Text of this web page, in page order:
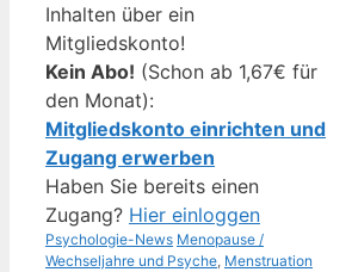
Inhalten über ein
Mitgliedskonto!
Kein Abo! (Schon ab 1,67€ für
den Monat):
Mitgliedskonto einrichten und
Zugang erwerben
Haben Sie bereits einen
Zugang? Hier einloggen
Kategorien
Psychologie-News Schlagwörter
Menopause /
Wechseljahre und Psyche, Menstruation